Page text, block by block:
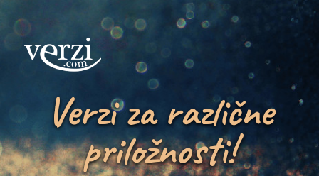
Verzi za različne
priložnosti!